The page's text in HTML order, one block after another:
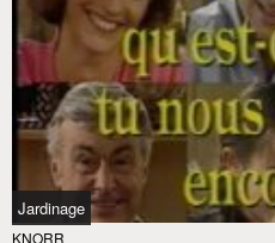
Jardinage
KNORR